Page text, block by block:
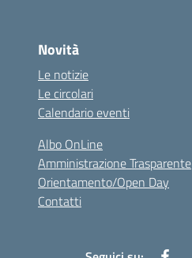
Novità
Le notizie
Le circolari
Calendario eventi
Albo OnLine
Amministrazione Trasparente
Orientamento/Open Day
Contatti